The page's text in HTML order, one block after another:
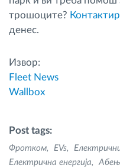
трошоците?
денес.
Извор:
Fleet News
Wallbox
Post tags:
Фротком EVs
Електрична енергија